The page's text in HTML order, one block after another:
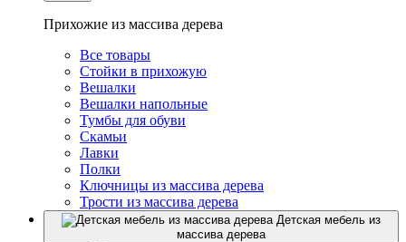
Прихожие из массива дерева
Все товары
Стойки в прихожую
Вешалки
Вешалки напольные
Тумбы для обуви
Скамьи
Лавки
Полки
Ключницы из массива дерева
Трости из массива дерева
Детская мебель из
массива дерева